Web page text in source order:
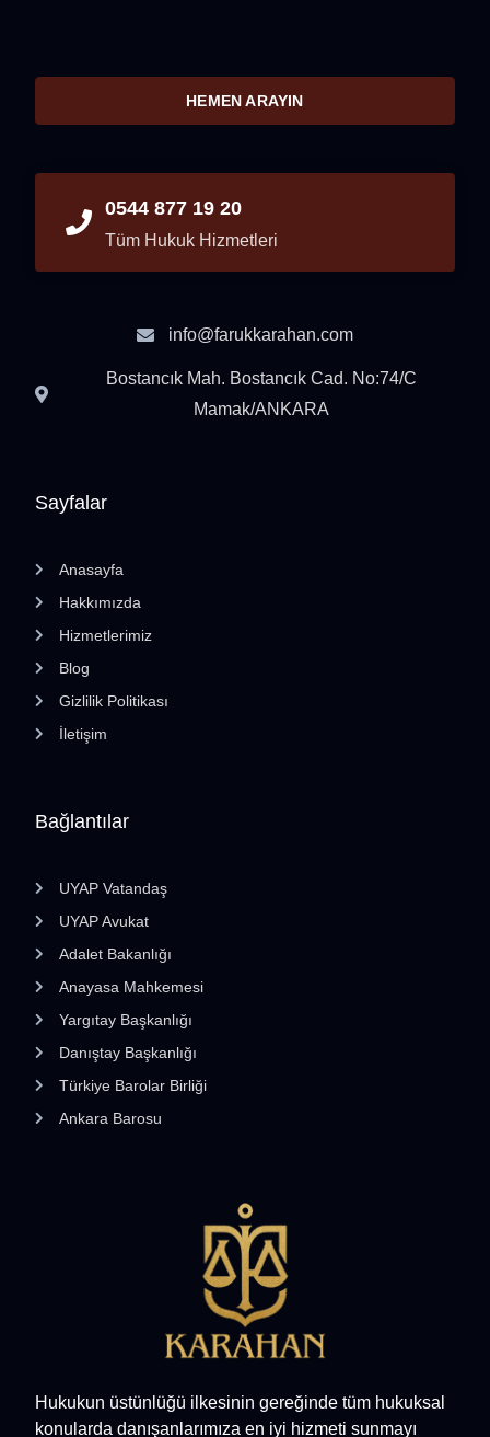
Hukukun üstünlüğü ilkesinin gereğinde tüm hukuksal
konularda danışanlarımıza en iyi hizmeti sunmayı
Bağlantılar
UYAP Vatandaş
UYAP Avukat
Adalet Bakanlığı
Anayasa Mahkemesi
Yargıtay Başkanlığı
Danıştay Başkanlığı
Türkiye Barolar Birliği
Ankara Barosu
Sayfalar
Anasayfa
Hakkımızda
Hizmetlerimiz
Blog
Gizlilik Politikası
İletişim
HEMEN ARAYIN
0544 877 19 20
Tüm Hukuk Hizmetleri
info@farukkarahan.com
Bostancık Mah. Bostancık Cad. No:74/C
Mamak/ANKARA